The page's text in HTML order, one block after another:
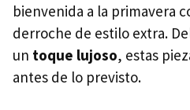
bienvenida a la primavera
derroche de estilo extra.
un toque lujoso, estas
antes de lo previsto.